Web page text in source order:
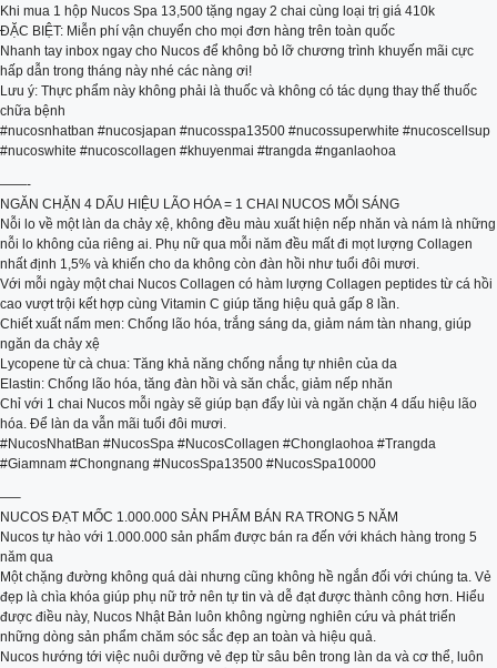
Khi mua 1 hộp Nucos Spa 13,500 tặng ngay 2 chai cùng loại trị giá 410k
ĐẶC BIỆT: Miễn phí vận chuyển cho mọi đơn hàng trên toàn quốc
Nhanh tay inbox ngay cho Nucos để không bỏ lỡ chương trình khuyến mãi cực
hấp dẫn trong tháng này nhé các nàng ơi!
Lưu ý: Thực phẩm này không phải là thuốc và không có tác dụng thay thế thuốc
chữa bệnh
#nucosnhatban #nucosjapan #nucosspa13500 #nucossuperwhite #nucoscellsup
#nucoswhite #nucoscollagen #khuyenmai #trangda #nganlaohoa
——-
NGĂN CHẶN 4 DẤU HIỆU LÃO HÓA = 1 CHAI NUCOS MỖI SÁNG
Nỗi lo về một làn da chảy xệ, không đều màu xuất hiện nếp nhăn và nám là những
nỗi lo không của riêng ai. Phụ nữ qua mỗi năm đều mất đi mọt lượng Collagen
nhất định 1,5% và khiến cho da không còn đàn hồi như tuổi đôi mươi.
Với mỗi ngày một chai Nucos Collagen có hàm lượng Collagen peptides từ cá hồi
cao vượt trội kết hợp cùng Vitamin C giúp tăng hiệu quả gấp 8 lần.
Chiết xuất nấm men: Chống lão hóa, trắng sáng da, giảm nám tàn nhang, giúp
ngăn da chảy xệ
Lycopene từ cà chua: Tăng khả năng chống nắng tự nhiên của da
Elastin: Chống lão hóa, tăng đàn hồi và săn chắc, giảm nếp nhăn
Chỉ với 1 chai Nucos mỗi ngày sẽ giúp bạn đẩy lùi và ngăn chặn 4 dấu hiệu lão
hóa. Để làn da vẫn mãi tuổi đôi mươi.
#NucosNhatBan #NucosSpa #NucosCollagen #Chonglaohoa #Trangda
#Giamnam #Chongnang #NucosSpa13500 #NucosSpa10000
—–
NUCOS ĐẠT MỐC 1.000.000 SẢN PHẨM BÁN RA TRONG 5 NĂM
Nucos tự hào với 1.000.000 sản phẩm được bán ra đến với khách hàng trong 5
năm qua
Một chặng đường không quá dài nhưng cũng không hề ngắn đối với chúng ta. Vẻ
đẹp là chìa khóa giúp phụ nữ trở nên tự tin và dễ đạt được thành công hơn. Hiểu
được điều này, Nucos Nhật Bản luôn không ngừng nghiên cứu và phát triển
những dòng sản phẩm chăm sóc sắc đẹp an toàn và hiệu quả.
Nucos hướng tới việc nuôi dưỡng vẻ đẹp từ sâu bên trong làn da và cơ thể, luôn